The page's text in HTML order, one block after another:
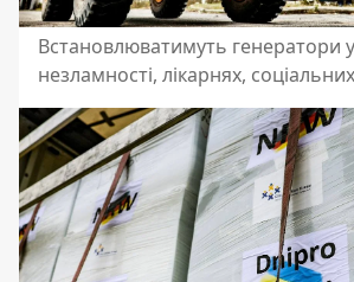
Встановлюватимуть генератори
незламності, лікарнях,